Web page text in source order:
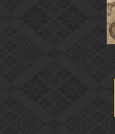
世界遺産と無形文化遺産